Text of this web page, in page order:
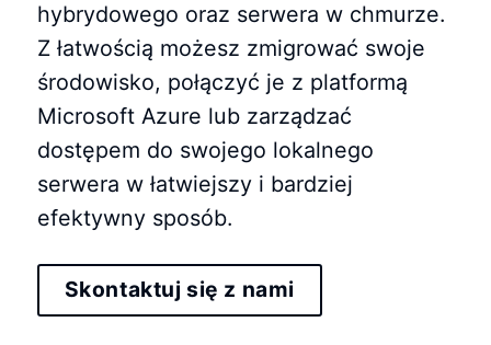
hybrydowego oraz serwera w chmurze.
Z łatwością możesz zmigrować swoje
środowisko, połączyć je z platformą
Microsoft Azure lub zarządzać
dostępem do swojego lokalnego
serwera w łatwiejszy i bardziej
efektywny sposób.
Skontaktuj się z nami